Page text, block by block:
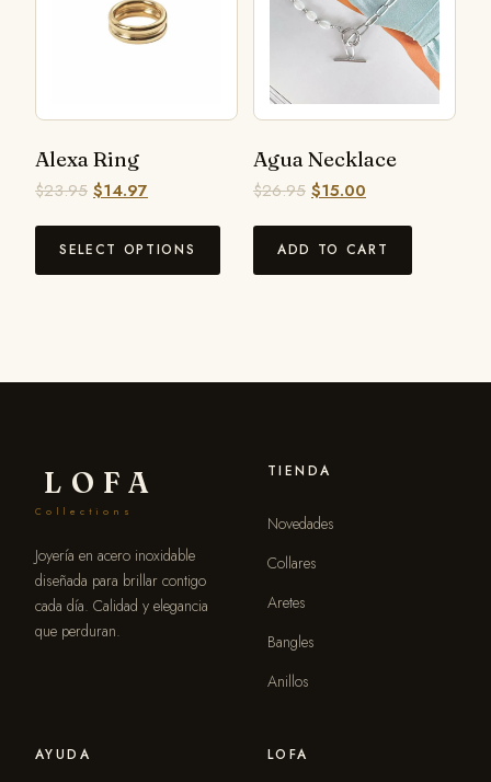
Alexa Ring
$23.95 $14.97
SELECT OPTIONS
Agua Necklace
$26.95 $15.00
ADD TO CART
LOFA
Collections
Joyería en acero inoxidable
diseñada para brillar contigo
cada día. Calidad y elegancia
que perduran.
TIENDA
Novedades
Collares
Aretes
Bangles
Anillos
AYUDA LOFA